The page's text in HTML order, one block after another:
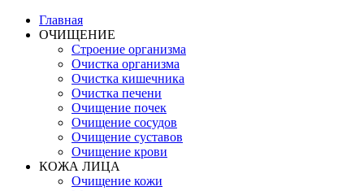
Главная
ОЧИЩЕНИЕ
Строение организма
Очистка организма
Очистка кишечника
Очистка печени
Очищение почек
Очищение сосудов
Очищение суставов
Очищение крови
КОЖА ЛИЦА
Очищение кожи